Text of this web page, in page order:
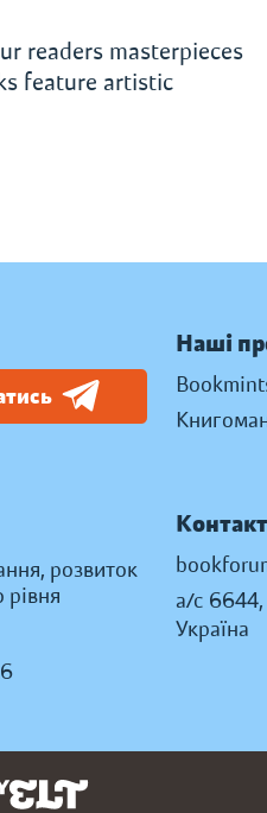
readers masterpieces
feature artistic
розвиток
рівня
Наші
а/с
Україна